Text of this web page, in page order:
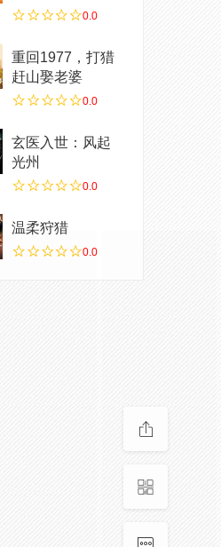
0.0
重回1977，打猎
赶山娶老婆
0.0
玄医入世：风起
光州
0.0
温柔狩猎
0.0